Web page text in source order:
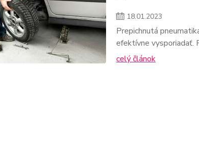
18.01.2023
Prepichnutá
efektívne vysporiadať.
celý článok